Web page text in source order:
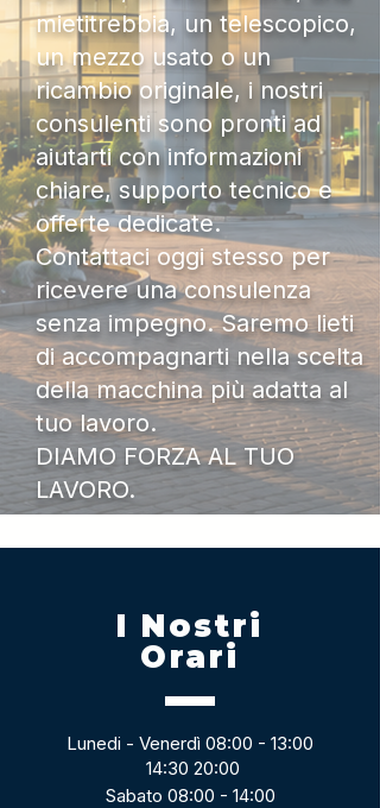
mietitrebbia, un telescopico,
un mezzo usato o un
ricambio originale, i nostri
consulenti sono pronti ad
aiutarti con informazioni
chiare, supporto tecnico e
offerte dedicate.
Contattaci oggi stesso per
ricevere una consulenza
senza impegno. Saremo lieti
di accompagnarti nella scelta
della macchina più adatta al
tuo lavoro.
DIAMO FORZA AL TUO
LAVORO.
I Nostri
Orari
Lunedi - Venerdì 08:00 - 13:00
14:30 20:00
Sabato 08:00 - 14:00